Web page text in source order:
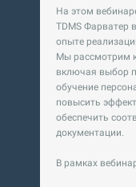
На этом
TDMS Фарватер
опыте
Мы рассмотрим
включая выбор
обучение
повысить
обеспечить
документации.
В рамках